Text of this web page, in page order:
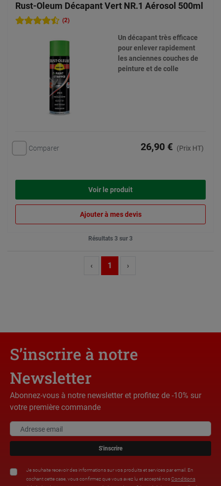
Rust-Oleum Décapant Vert NR.1 Aérosol 500ml
(2)
Un décapant très efficace
pour enlever rapidement
les anciennes couches de
peinture et de colle
Comparer 26,90 € (Prix HT)
Voir le produit
Ajouter à mes devis
Résultats 3 sur 3
‹ 1 ›
S’inscrire à notre
Newsletter
Abonnez-vous à notre newsletter et profitez de -10% sur
votre première commande
S'inscrire
Je souhaite recevoir des informations sur vos produits et services par email. En
cochant cette case, vous confirmez que vous avez lu et accepté nosConditions